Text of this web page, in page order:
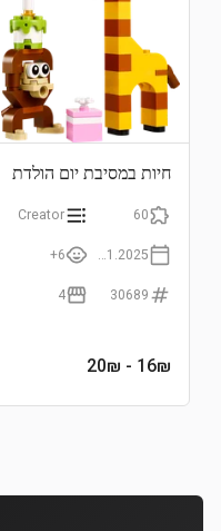
חיות במסיבת יום הולדת
60
Creator
6+
30689
4
16₪
- 20₪